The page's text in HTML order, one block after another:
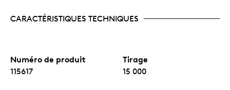
CARACTÉRISTIQUES TECHNIQUES
Numéro de produit
115617
Tirage
15 000